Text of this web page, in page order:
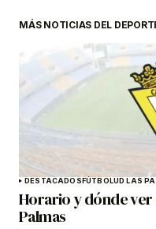
MÁS NOTICIAS DEL
DESTACADOS FÚTBOLUD LAS
Horario y dónde ver
Palmas